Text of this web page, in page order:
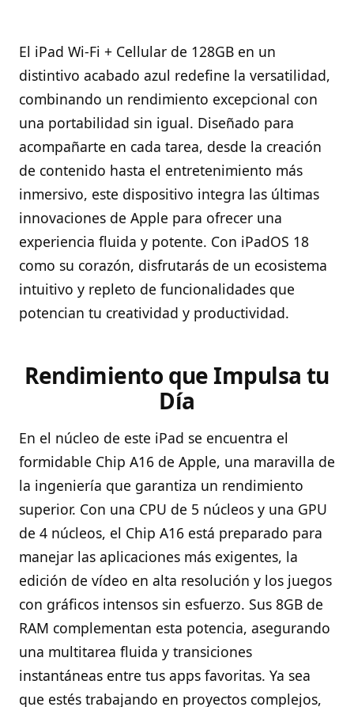
El iPad Wi-Fi + Cellular de 128GB en un
distintivo acabado azul redefine la versatilidad,
combinando un rendimiento excepcional con
una portabilidad sin igual. Diseñado para
acompañarte en cada tarea, desde la creación
de contenido hasta el entretenimiento más
inmersivo, este dispositivo integra las últimas
innovaciones de Apple para ofrecer una
experiencia fluida y potente. Con iPadOS 18
como su corazón, disfrutarás de un ecosistema
intuitivo y repleto de funcionalidades que
potencian tu creatividad y productividad.
Rendimiento que Impulsa tu
Día
En el núcleo de este iPad se encuentra el
formidable Chip A16 de Apple, una maravilla de
la ingeniería que garantiza un rendimiento
superior. Con una CPU de 5 núcleos y una GPU
de 4 núcleos, el Chip A16 está preparado para
manejar las aplicaciones más exigentes, la
edición de vídeo en alta resolución y los juegos
con gráficos intensos sin esfuerzo. Sus 8GB de
RAM complementan esta potencia, asegurando
una multitarea fluida y transiciones
instantáneas entre tus apps favoritas. Ya sea
que estés trabajando en proyectos complejos,